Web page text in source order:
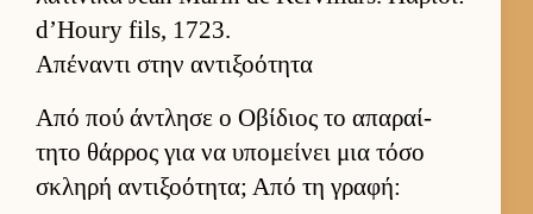
d’Houry fils, 1723.
Απέναντι στην αντιξοότητα
Από πού άντλησε ο Οβίδιος το απαραί­
τητο θάρ­ρος για να υπομεί­νει μια τόσο
σκληρή αντιξοότητα; Από τη γραφή: